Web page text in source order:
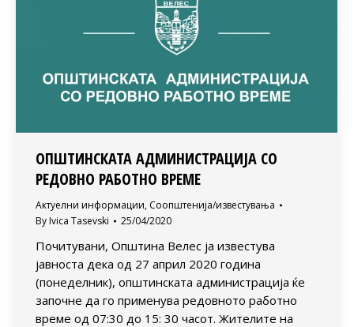
ОПШТИНСКАТА АДМИНИСТРАЦИЈА СО
РЕДОВНО РАБОТНО ВРЕМЕ
Актуелни информации, Соопштенија/известувања
By Ivica Tasevski 25/04/2020
Почитувани, Општина Велес ја известува
јавноста дека од 27 април 2020 година
(понеделник), општинската администрација ќе
започне да го применува редовното работно
време од 07:30 до 15: 30 часот. Жителите на